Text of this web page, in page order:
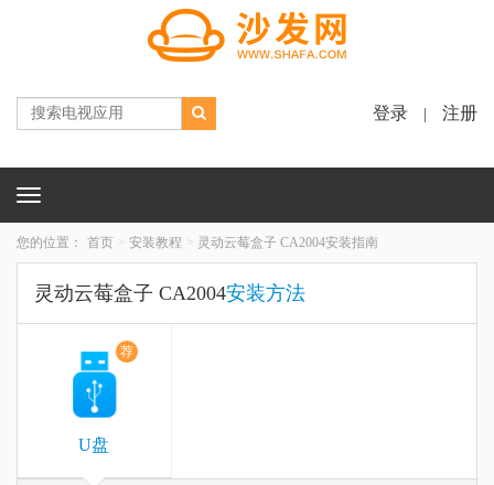
登录 注册
Toggle
您的位置： 首页 安装教程 灵动云莓盒子 CA2004安装指南
灵动云莓盒子 CA2004安装方法
荐
U盘